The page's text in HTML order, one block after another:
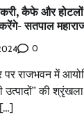
कैफे और होटलों
सतपाल
0
पर राजभवन में
उत्पादों’’ की
[…]